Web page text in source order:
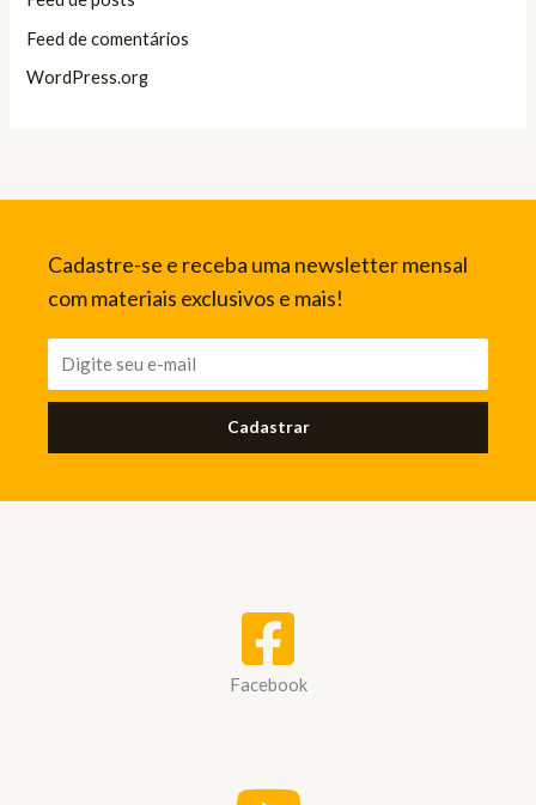
Feed de comentários
WordPress.org
Cadastre-se e receba uma newsletter mensal
com materiais exclusivos e mais!
Cadastrar
Facebook